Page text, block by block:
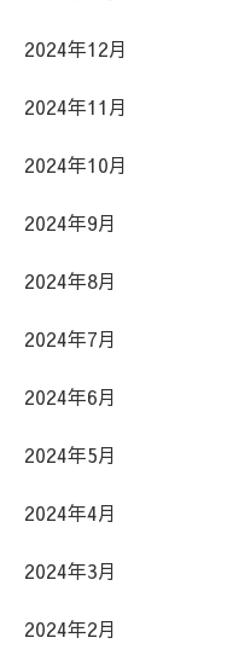
2024年12月
2024年11月
2024年10月
2024年9月
2024年8月
2024年7月
2024年6月
2024年5月
2024年4月
2024年3月
2024年2月